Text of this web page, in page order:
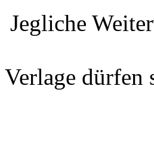
Jegliche
Verlage dürfen